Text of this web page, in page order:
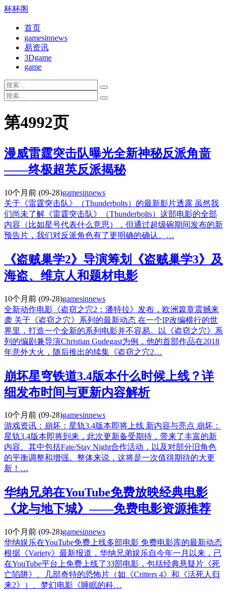
杯杯阁
首页
gamesinnews
易资讯
3Dgame
game
第4992页
漫威雷霆突击队曝光全新神秘反派角啬
——终极超英反派揭秘
10个月前 (09-28)gamesinnews
关于《雷霆突击队》（Thunderbolts）的最新影片透露 虽然我
们尚未了解《雷霆突击队》（Thunderbolts）这部电影的全部
内容（比如星号代表什么意思），但通过超级碗期间发布的新
预告片，我们对反派角色有了更明确的确认。…
《盗贼巢学2》导演筹划《盗贼巢学3》及
海盗、维京人和题材电影
10个月前 (09-28)gamesinnews
全新动作电影《盗窃之穴2：潘特拉》发布，欧洲篇章震撼来
袭 关于《盗窃之穴》系列的最新动态 在一个IP改编横行的世
界里，打造一个全新的系列电影并不容易。以《盗窃之穴》系
列的编剧兼导演Christian Gudegast为例，他的首部作品在2018
年意外大火，随后推出的续集《盗窃之穴2…
崩坏星穹铁道3.4版本什么时候上线？详
细发布时间与更新内容解析
10个月前 (09-28)gamesinnews
游戏资讯：崩坏：星轨3.4版本即将上线 新内容与亮点 崩坏：
星轨3.4版本即将到来，此次更新备受期待，带来了丰富的新
内容。其中包括Fate/Stay Night合作活动，以及对部分旧角色
的平衡调整和增强。整体来说，这将是一次值得期待的大更
新！…
华纳兄弟在YouTube免费放映经典电影
《龙与地下城》——免费电影资源推荐
10个月前 (09-28)gamesinnews
华纳娱乐在YouTube免费上线多部电影 免费电影库的最新动态
根据《Variety》最新报道，华纳兄弟娱乐自今年一月以来，已
在YouTube平台上免费上线了33部电影，包括经典悬疑片《死
亡陷阱》、几部奇特的恐怖片（如《Critters 4》和《活死人归
来2》）、梦幻电影《睡眠的科…